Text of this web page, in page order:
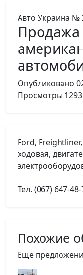
Авто Украина №
Продажа
Опубликовано
Просмотры 1293
Ford,
ходовая,
Тел. (067) 647-
Похожие
Еще